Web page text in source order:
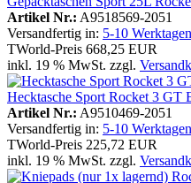
Artikel Nr.: A9518569-2051
Versandfertig in: 5-10 Werktagen
TWorld-Preis 668,25 EUR
inkl. 19 % MwSt. zzgl.
Hecktasche Sport Rocket 3 GT
Artikel Nr.: A9510469-2051
Versandfertig in: 5-10 Werktagen
TWorld-Preis 225,72 EUR
inkl. 19 % MwSt. zzgl.